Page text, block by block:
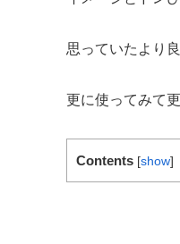
思っていたより
更に使ってみて
Contents [show]